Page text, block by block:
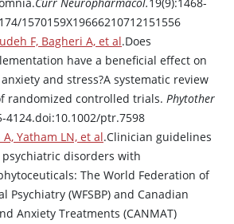
1570159X19666210712151556
F, Bagheri A, et al.Does
have a beneficial effect on
and stress?A systematic review
randomized controlled trials. Phytother
4124.doi:10.1002/ptr.7598
Yatham LN, et al.Clinician guidelines
disorders with
The World Federation of
Psychiatry (WFSBP) and Canadian
Anxiety Treatments (CANMAT)